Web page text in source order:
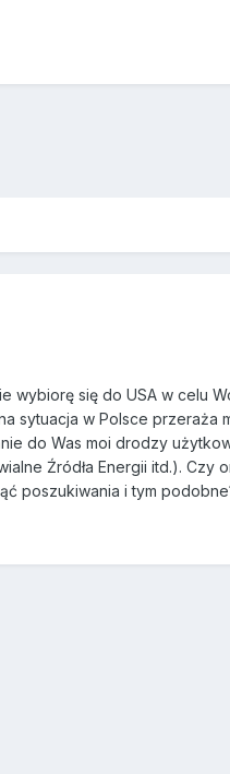
wybiorę się do USA w celu
sytuacja w Polsce przeraża
do Was moi drodzy
Źródła Energii itd.). Czy
poszukiwania i tym